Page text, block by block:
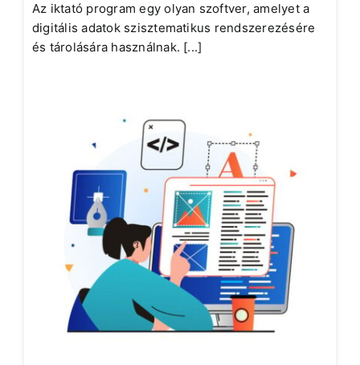
Az iktató program egy olyan szoftver, amelyet a
digitális adatok szisztematikus rendszerezésére
és tárolására használnak. [...]